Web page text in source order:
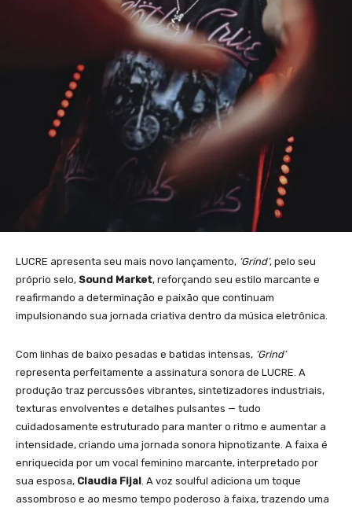
LUCRE apresenta seu mais novo lançamento, ‘Grind’, pelo seu
próprio selo, Sound Market, reforçando seu estilo marcante e
reafirmando a determinação e paixão que continuam
impulsionando sua jornada criativa dentro da música eletrônica.
Com linhas de baixo pesadas e batidas intensas, ‘Grind’
representa perfeitamente a assinatura sonora de LUCRE. A
produção traz percussões vibrantes, sintetizadores industriais,
texturas envolventes e detalhes pulsantes — tudo
cuidadosamente estruturado para manter o ritmo e aumentar a
intensidade, criando uma jornada sonora hipnotizante. A faixa é
enriquecida por um vocal feminino marcante, interpretado por
sua esposa, Claudia Fijal . A voz soulful adiciona um toque
assombroso e ao mesmo tempo poderoso à faixa, trazendo uma